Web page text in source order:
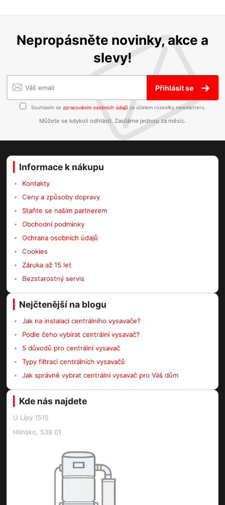
Nepropásněte novinky, akce a
slevy!
Přihlásit se
Souhlasím se zpracováním osobních údajů za účelem rozesílky newsletteru.
Můžete se kdykoli odhlásit. Zasíláme jednou za měsíc.
Informace k nákupu
Kontakty
Ceny a způsoby dopravy
Staňte se naším partnerem
Obchodní podmínky
Ochrana osobních údajů
Cookies
Záruka až 15 let
Bezstarostný servis
Nejčtenější na blogu
Jak na instalaci centrálního vysavače?
Podle čeho vybírat centrální vysavač?
5 důvodů pro centrální vysavač
Typy filtrací centrálních vysavačů
Jak správně vybrat centrální vysavač pro Váš dům
Kde nás najdete
U Lípy 1515
Hlinsko, 539 01